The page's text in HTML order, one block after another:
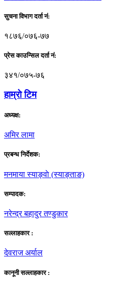
सुचना विभाग दर्ता नं:
१८७६/०७६-७७
प्रेस काउन्सिल दर्ता नं:
३४१/०७५-७६
हाम्राे टिम
अध्यक्ष:
अमिर लामा
प्रबन्ध निर्देशक:
मनमाया स्याङ्वाे (स्याङ्ताङ)
सम्पादक:
नरेन्द्र बहादुर तण्डुकार
सल्लाहकार :
देवराज अर्याल
कानूनी सल्लाहकार :